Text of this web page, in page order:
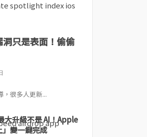
洞只是表面！偷偷
，很多人更新...
大升級不是 AI！Apple
」變一鍵完成